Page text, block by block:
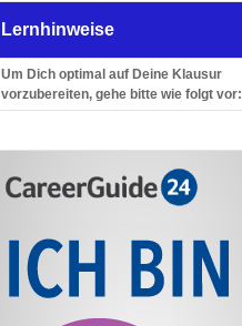
Lernhinweise
Um Dich optimal auf Deine Klausur
vorzubereiten, gehe bitte wie folgt vor: